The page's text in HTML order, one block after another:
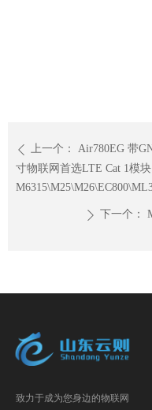
ꄴ 上一个：
Air780EG 带
寸物联网首选LTE Cat 1模
ꄲ 下一个：
致力于成为您身边的物联网